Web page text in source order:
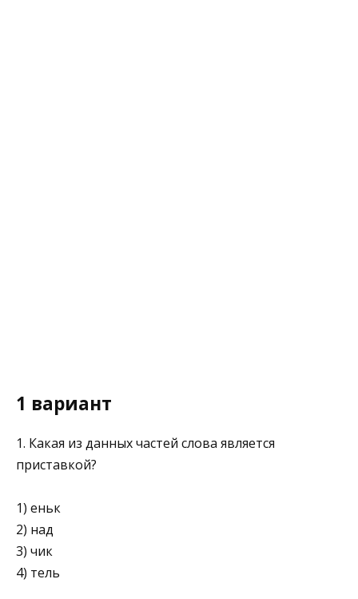
1 вариант
1. Какая из данных частей слова является
приставкой?
1) еньк
2) над
3) чик
4) тель